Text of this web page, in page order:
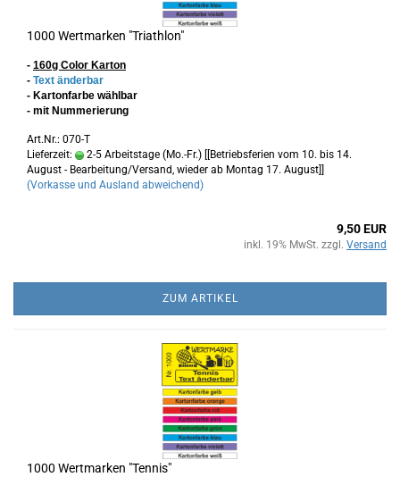
1000 Wertmarken "Triathlon"
- 160g Color Karton
- Text änderbar
- Kartonfarbe wählbar
- mit Nummerierung
Art.Nr.: 070-T
Lieferzeit:
2-5 Arbeitstage (Mo.-Fr.) [[Betriebsferien vom 10. bis 14.
August - Bearbeitung/Versand, wieder ab Montag 17. August]]
(Vorkasse und Ausland abweichend)
9,50 EUR
inkl. 19% MwSt. zzgl. Versand
ZUM ARTIKEL
1000 Wertmarken "Tennis"